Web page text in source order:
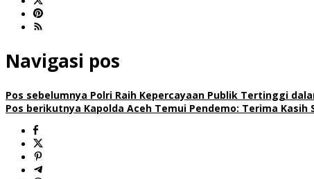
Navigasi pos
Pos sebelumnya Polri Raih Kepercayaan Publik Tertinggi
Pos berikutnya Kapolda Aceh Temui Pendemo: Terima